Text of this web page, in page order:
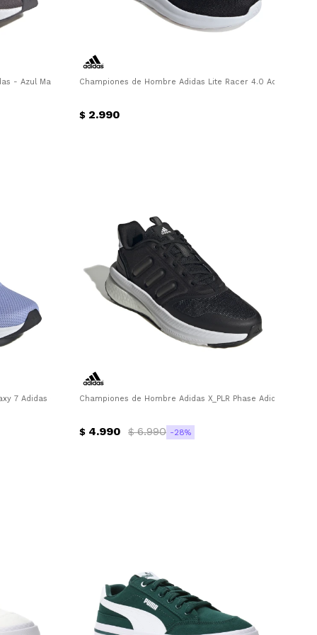
- Azul Marino - Gris - Anaranjado
Championes de Hombre Adidas Lite Racer 4.0 Adidas -
$ 2.990
7 Adidas - Azul CobaltoChampiones de Hombre Adidas X_PLR Phase Adidas -
$ 4.990 $ 6.990 28